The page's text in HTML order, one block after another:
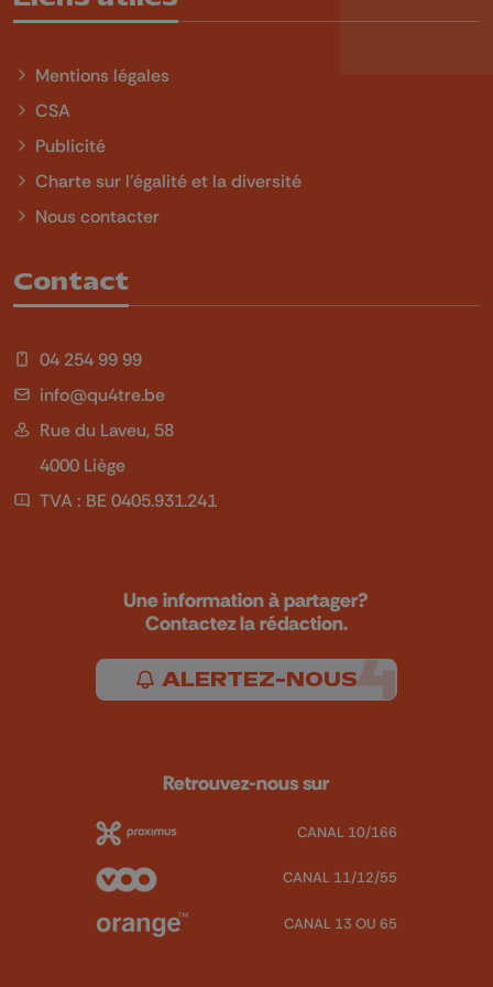
Mentions légales
CSA
Publicité
Charte sur l'égalité et la diversité
Nous contacter
Contact
04 254 99 99
info@qu4tre.be
Rue du Laveu, 58
4000 Liège
TVA : BE 0405.931.241
Une information à partager?
Contactez la rédaction.
ALERTEZ-NOUS
Retrouvez-nous sur
CANAL 10/166
CANAL 11/12/55
CANAL 13 OU 65